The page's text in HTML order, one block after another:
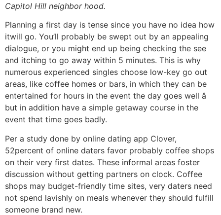
Capitol Hill neighbor hood.
Planning a first day is tense since you have no idea how
itwill go. You’ll probably be swept out by an appealing
dialogue, or you might end up being checking the see
and itching to go away within 5 minutes. This is why
numerous experienced singles choose low-key go out
areas, like coffee homes or bars, in which they can be
entertained for hours in the event the day goes well â
but in addition have a simple getaway course in the
event that time goes badly.
Per a study done by online dating app Clover,
52percent of online daters favor probably coffee shops
on their very first dates. These informal areas foster
discussion without getting partners on clock. Coffee
shops may budget-friendly time sites, very daters need
not spend lavishly on meals whenever they should fulfill
someone brand new.